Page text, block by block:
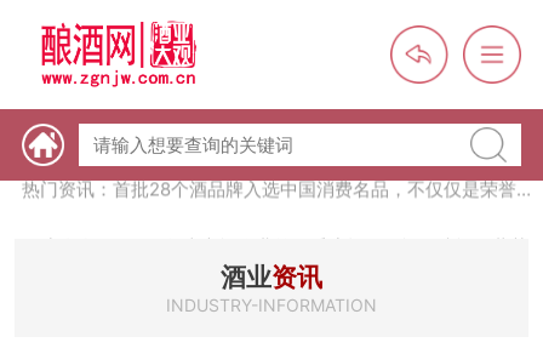
热门资讯：【酒体设计师】职业技能培训及认定班开班通知
热门资讯：未来，传统酒类经销商群体会消失吗？
热门资讯：首批28个酒品牌入选中国消费名品，不仅仅是荣誉那
酒、黄酒）
热门资讯：名酒之光：共话荣耀背后的价值与使命
酒业资讯
INDUSTRY-INFORMATION